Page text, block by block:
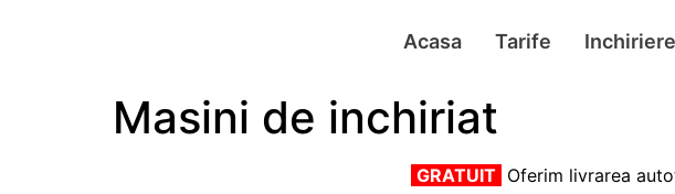
Acasa Tarife
Masini de inchiriat
GRATUIT Oferim livrarea